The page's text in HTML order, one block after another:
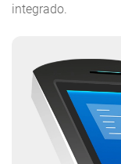
integrado.